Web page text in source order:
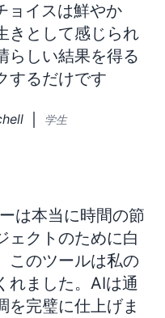
ョイスは鮮やか
きとして感じられ
らしい結果を得る
するだけです
学生
は本当に時間の節
ェクトのために白
このツールは私の
れました。AIは通
を完璧に仕上げま